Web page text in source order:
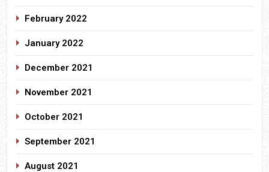
February 2022
January 2022
December 2021
November 2021
October 2021
September 2021
August 2021